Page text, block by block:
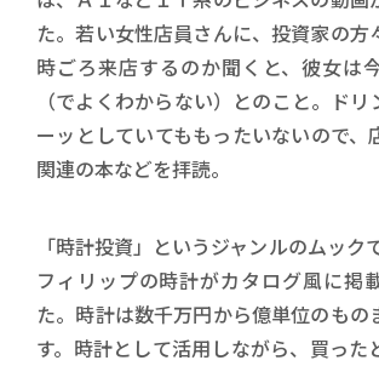
た。若い女性店員さんに、投資家の方
時ごろ来店するのか聞くと、彼女は
（でよくわからない）とのこと。ド
ーッとしていてももったいないので、
関連の本などを拝読。
「時計投資」というジャンルのムック
フィリップの時計がカタログ風に掲
た。時計は数千万円から億単位のもの
す。時計として活用しながら、買った